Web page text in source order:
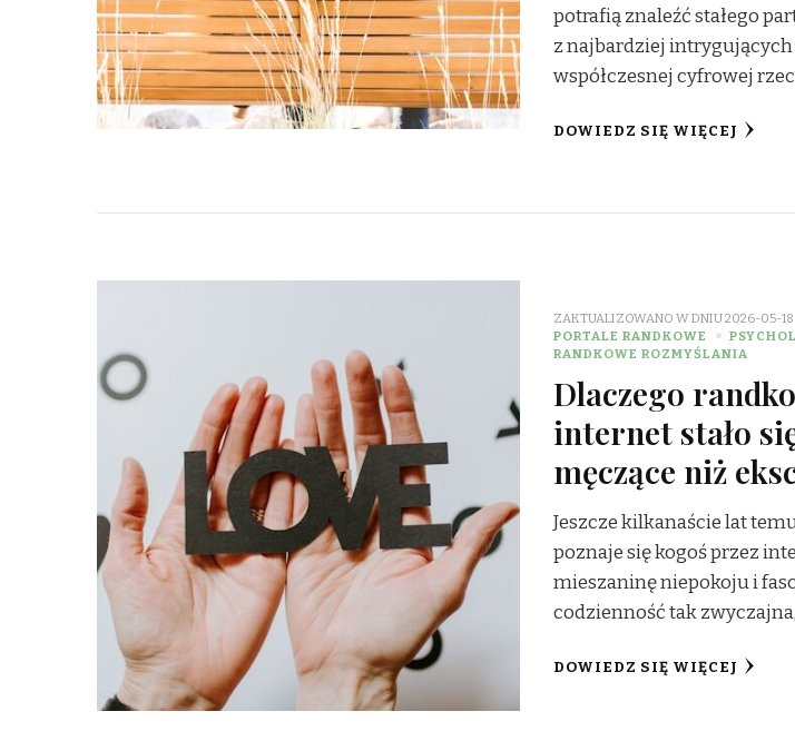
potrafią znaleźć stałego
z najbardziej
współczesnej cyfrowej
DOWIEDZ SIĘ WIĘCEJ
ZAKTUALIZOWANO W DNIU2026-05-18
PORTALE RANDKOWE
RANDKOWE ROZMYŚLANIA
Dlaczego
internet stało
męczące niż
Jeszcze kilkanaście lat
poznaje się kogoś przez
mieszaninę niepokoju i
codzienność tak
DOWIEDZ SIĘ WIĘCEJ